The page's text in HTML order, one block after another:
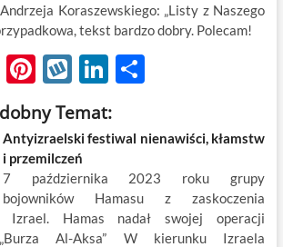
Koraszewskiego: „Listy z Naszego
tekst bardzo dobry. Polecam!
m
Pi
nt
er
es
t
W
k
o
p
Li
k
e
dI
n
S
ar
e
Temat:
Antyizraelski festiwal nienawiści, kłamstw
i przemilczeń
7 października 2023 roku grupy
bojowników Hamasu z zaskoczenia
Izrael. Hamas nadał swojej operacji
Al-Aksa” W kierunku Izraela